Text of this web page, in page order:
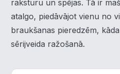
raksturu un spējas. Tā ir
atalgo, piedāvājot vienu no
braukšanas pieredzēm,
sērijveida ražošanā.
▶ Analītika
▶ Veiktspēja
▶ Reklāma